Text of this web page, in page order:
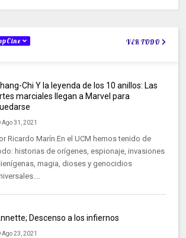
VER TODO
Chi Y la leyenda de los 10 anillos: Las
marciales llegan a Marvel para
Ago 31, 2021
Ricardo Marín.En el UCM hemos tenido de
historias de orígenes, espionaje, invasiones
magia, dioses y genocidios
Descenso a los infiernos
Ago 23, 2021